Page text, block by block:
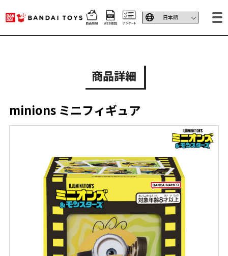
商品詳細
minions ミニフィギュア